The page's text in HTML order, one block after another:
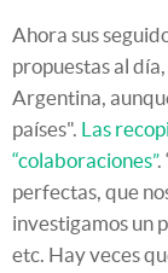
Ahora sus
propuestas al
Argentina,
países". Las
“colaboraciones”.
perfectas, que
investigamos un
etc. Hay veces